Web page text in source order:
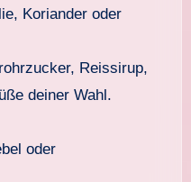
Koriander oder
Reissirup,
deiner Wahl.
oder